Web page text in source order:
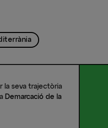
la seva trajectòria
Demarcació de la